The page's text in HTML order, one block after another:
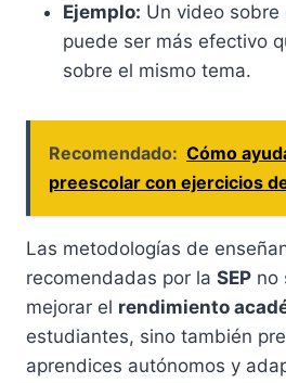
Ejemplo: Un video sobre
puede ser más efectivo
sobre el mismo tema.
Recomendado: Cómo
preescolar con ejercicios
Las metodologías de
recomendadas por la SEP no
mejorar el rendimiento
estudiantes, sino también
aprendices autónomos y